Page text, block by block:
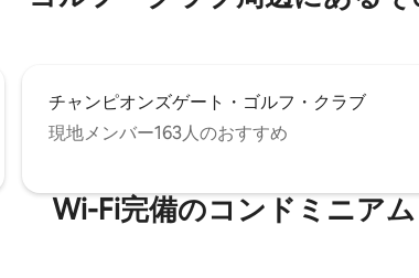
チャンピオンズゲート・ゴルフ・クラブ
現地メンバー163人のおすすめ
Wi-Fi完備のコンドミニアム